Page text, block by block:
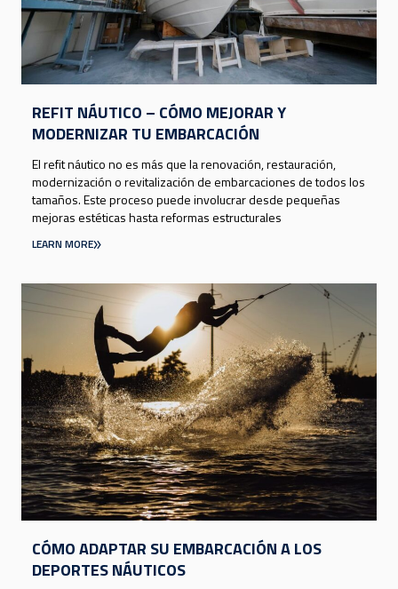
REFIT NÁUTICO – CÓMO MEJORAR Y
MODERNIZAR TU EMBARCACIÓN
El refit náutico no es más que la renovación, restauración,
modernización o revitalización de embarcaciones de todos los
tamaños. Este proceso puede involucrar desde pequeñas
mejoras estéticas hasta reformas estructurales
LEARN MORE
CÓMO ADAPTAR SU EMBARCACIÓN A LOS
DEPORTES NÁUTICOS